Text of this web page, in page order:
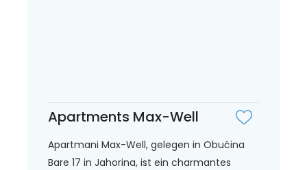
Apartments Max-Well
Apartmani Max-Well, gelegen in Obućina
Bare 17 in Jahorina, ist ein charmantes